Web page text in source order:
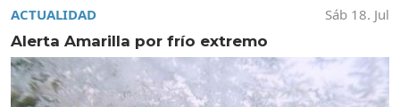
ACTUALIDAD
Sáb 18. Jul
Alerta Amarilla por frío extremo